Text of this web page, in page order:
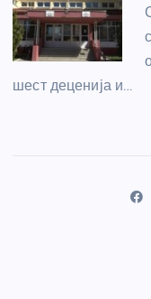
шест деценија и…